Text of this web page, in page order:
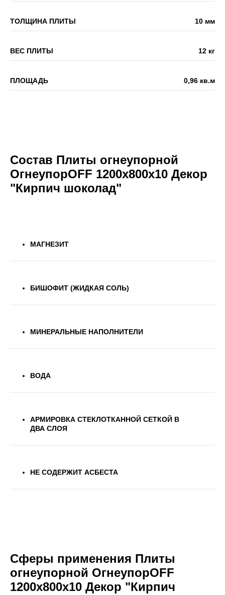
ТОЛЩИНА ПЛИТЫ 10 мм
ВЕС ПЛИТЫ 12 кг
ПЛОЩАДЬ 0,96 кв.м
Состав Плиты огнеупорной
ОгнеупорOFF 1200x800x10 Декор
"Кирпич шоколад"
МАГНЕЗИТ
БИШОФИТ (ЖИДКАЯ СОЛЬ)
МИНЕРАЛЬНЫЕ НАПОЛНИТЕЛИ
ВОДА
АРМИРОВКА СТЕКЛОТКАННОЙ СЕТКОЙ В
ДВА СЛОЯ
НЕ СОДЕРЖИТ АСБЕСТА
Сферы применения Плиты
огнеупорной ОгнеупорOFF
1200x800x10 Декор "Кирпич